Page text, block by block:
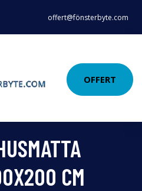
offert@fönsterbyte.com
OFFERT
CM